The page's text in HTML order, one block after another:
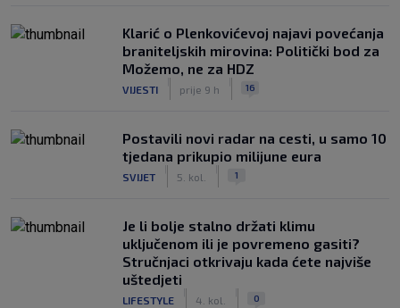
Klarić o Plenkovićevoj najavi povećanja
braniteljskih mirovina: Politički bod za
Možemo, ne za HDZ
VIJESTI prije 9 h 16
Postavili novi radar na cesti, u samo 10
tjedana prikupio milijune eura
SVIJET 5. kol. 1
Je li bolje stalno držati klimu
uključenom ili je povremeno gasiti?
Stručnjaci otkrivaju kada ćete najviše
uštedjeti
LIFESTYLE 4. kol. 0